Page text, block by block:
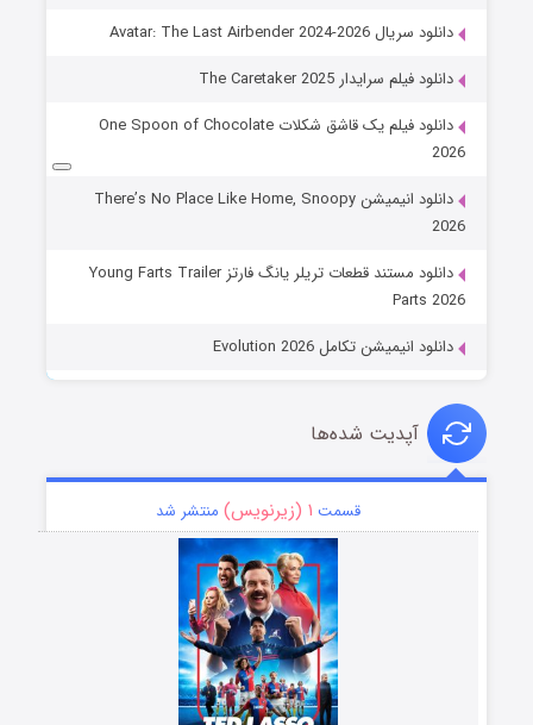
دانلود سریال Avatar: The Last Airbender 2024-2026
دانلود فیلم سرایدار The Caretaker 2025
دانلود فیلم یک قاشق شکلات One Spoon of Chocolate
2026
دانلود انیمیشن There’s No Place Like Home, Snoopy
2026
دانلود مستند قطعات تریلر یانگ فارتز Young Farts Trailer
Parts 2026
دانلود انیمیشن تکامل Evolution 2026
آپدیت شده‌ها
قسمت ۱ (زیرنویس) منتشر شد